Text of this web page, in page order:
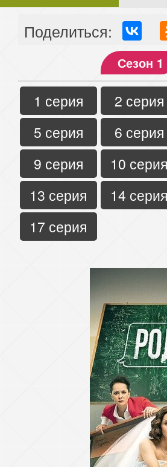
Поделиться:
Сезон 1
1 серия 2 серия
5 серия
6 серия
9 серия
10 серия
13 серия
14 серия
17 серия